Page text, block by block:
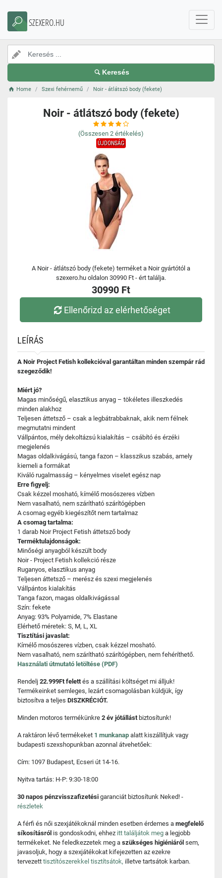
SZEXERO.HU
Keresés
Home Szexi fehérnemű Noir - átlátszó body (fekete)
Noir - átlátszó body (fekete)
(Összesen 2 értékelés)
ÚJDONSÁG
A Noir - átlátszó body (fekete) terméket a Noir gyártótól a
szexero.hu oldalon 30990 Ft - ért találja.
30990 Ft
Ellenőrizd az elérhetőséget
LEÍRÁS
A Noir Project Fetish kollekcióval garantáltan minden szempár rád
szegeződik!
Miért jó?
Magas minőségű, elasztikus anyag – tökéletes illeszkedés
minden alakhoz
Teljesen áttetsző – csak a legbátrabbaknak, akik nem félnek
megmutatni mindent
Vállpántos, mély dekoltázsú kialakítás – csábító és érzéki
megjelenés
Magas oldalkivágású, tanga fazon – klasszikus szabás, amely
kiemeli a formákat
Kiváló rugalmasság – kényelmes viselet egész nap
Erre figyelj:
Csak kézzel mosható, kímélő mosószeres vízben
Nem vasalható, nem szárítható szárítógépben
A csomag egyéb kiegészítőt nem tartalmaz
A csomag tartalma:
1 darab Noir Project Fetish áttetsző body
Terméktulajdonságok:
Minőségi anyagból készült body
Noir - Project Fetish kollekció része
Ruganyos, elasztikus anyag
Teljesen áttetsző – merész és szexi megjelenés
Vállpántos kialakítás
Tanga fazon, magas oldalkivágással
Szín: fekete
Anyag: 93% Polyamide, 7% Elastane
Elérhető méretek: S, M, L, XL
Tisztítási javaslat:
Kímélő mosószeres vízben, csak kézzel mosható.
Nem vasalható, nem szárítható szárítógépben, nem fehéríthető.
Használati útmutató letöltése (PDF)
Rendelj 22.999Ft felettés a szállítási költséget mi álljuk!
Termékeinket semleges, lezárt csomagolásban küldjük, így
biztosítva a teljes DISZKRÉCIÓT.
Minden motoros termékünkre 2 év jótállást biztosítunk!
A raktáron lévő termékeket 1 munkanap alatt kiszállítjuk vagy
budapesti szexshopunkban azonnal átvehetőek:
Cím: 1097 Budapest, Ecseri út 14-16.
Nyitva tartás: H-P: 9:30-18:00
30 napos pénzvisszafizetési garanciát biztosítunk Neked! -
részletek
A férfi és női szexjátékoknál minden esetben érdemes a megfelelő
síkosításról is gondoskodni, ehhez itt találjátok meg a legjobb
termékeket. Ne feledkezzetek meg a szükséges higiéniáról sem,
javasoljuk, hogy a szexjátékokat kifejezetten az ezekre
tervezett tisztítószerekkel tisztítsátok, illetve tartsátok karban.